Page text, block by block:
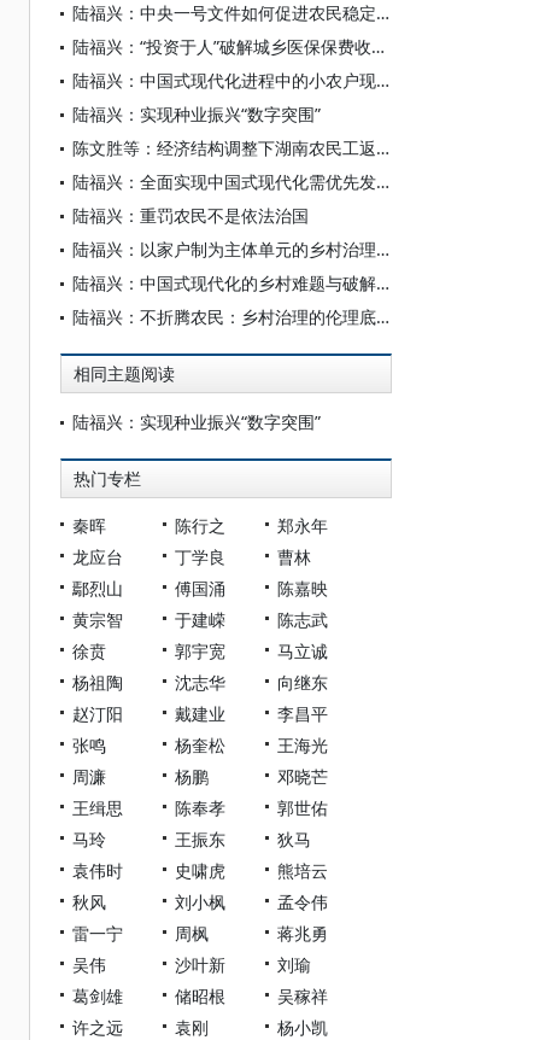
陆福兴：中央一号文件如何促进农民稳定增收
陆福兴：“投资于人”破解城乡医保保费收缴困局
陆福兴：中国式现代化进程中的小农户现代化
陆福兴：实现种业振兴“数字突围”
陈文胜等：经济结构调整下湖南农民工返乡就业困境与对策
陆福兴：全面实现中国式现代化需优先发展乡村
陆福兴：重罚农民不是依法治国
陆福兴：以家户制为主体单元的乡村治理现代化
陆福兴：中国式现代化的乡村难题与破解对策
陆福兴：不折腾农民：乡村治理的伦理底线
相同主题阅读
陆福兴：实现种业振兴“数字突围”
热门专栏
秦晖 陈行之
郑永年
龙应台
丁学良
曹林
鄢烈山
傅国涌
陈嘉映
黄宗智
于建嵘
陈志武
徐贲
郭宇宽
马立诚
杨祖陶
沈志华
向继东
赵汀阳
戴建业
李昌平
张鸣
杨奎松
王海光
周濂
杨鹏
邓晓芒
王缉思
陈奉孝
郭世佑
马玲
王振东
狄马
袁伟时
史啸虎
熊培云
秋风
刘小枫
孟令伟
雷一宁
周枫
蒋兆勇
吴伟
沙叶新
刘瑜
葛剑雄
储昭根
吴稼祥
许之远
袁刚
杨小凯